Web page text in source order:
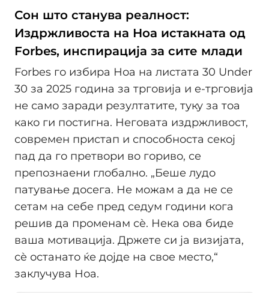
Сон што станува реалност:
Издржливоста на Ноа истакната од
Forbes, инспирација за сите млади
Forbes го избира Ноа на листата 30 Under
30 за 2025 година за трговија и е-трговија
не само заради резултатите, туку за тоа
како ги постигна. Неговата издржливост,
современ пристап и способноста секој
пад да го претвори во гориво, се
препознаени глобално. „Беше лудо
патување досега. Не можам а да не се
сетам на себе пред седум години кога
решив да променам сè. Нека ова биде
ваша мотивација. Држете си ја визијата,
сè останато ќе дојде на свое место,“
заклучува Ноа.